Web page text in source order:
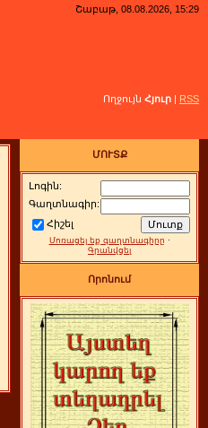
Շաբաթ, 08.08.2026, 15:29
Ողջույն Հյուր | RSS
ՄՈՒՏՔ
Լոգին:
Գաղտնագիր:
Հիշել
Մոռացել եք գաղտնագիրը ·
Գրանվցել
Որոնում